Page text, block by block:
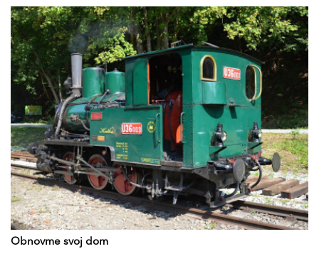
Obnovme svoj dom